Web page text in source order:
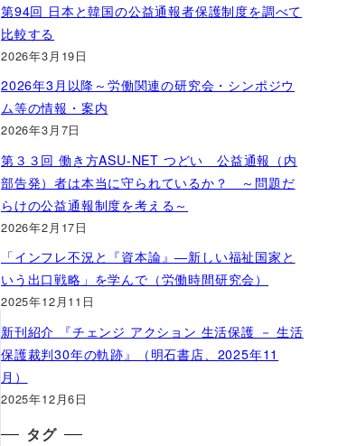
第94回 日本と韓国の公益通報者保護制度を調べて
比較する
2026年3月19日
2026年3月以降～労働関連の研究会・シンポジウ
ム等の情報・案内
2026年3月7日
第３３回 働き方ASU-NET つどい 公益通報（内
部告発）者は本当に守られているか？ ～問題だ
らけの公益通報制度を考える～
2026年2月17日
「インフレ不況と『資本論』―新しい福祉国家と
いう出口戦略」を学んで（労働時間研究会）
2025年12月11日
新刊紹介 『チェンジ アクション 生活保護 － 生活
保護裁判30年の軌跡』（明石書店、2025年11
月）
2025年12月6日
タグ